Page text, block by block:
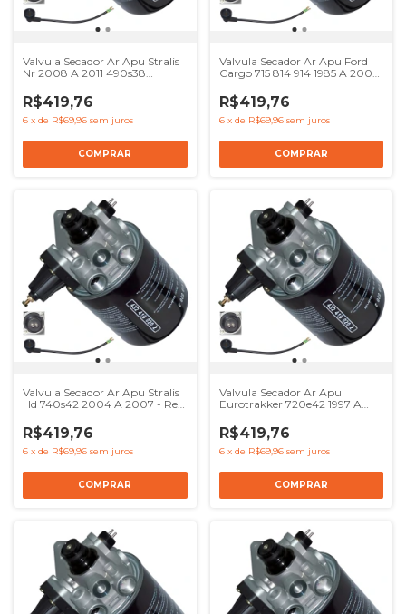
Valvula Secador Ar Apu Stralis
Nr 2008 A 2011 490s38
4324100000 504120057
R$419,76
6 x de R$69,96 sem juros
Valvula Secador Ar Apu Ford
Cargo 715 814 914 1985 A 2000
4324100000 504120057
R$419,76
6 x de R$69,96 sem juros
Valvula Secador Ar Apu Stralis
Hd 740s42 2004 A 2007 - Ref
4324100000 504120057
R$419,76
6 x de R$69,96 sem juros
Valvula Secador Ar Apu
Eurotrakker 720e42 1997 A
4324100000 504120057
R$419,76
6 x de R$69,96 sem juros